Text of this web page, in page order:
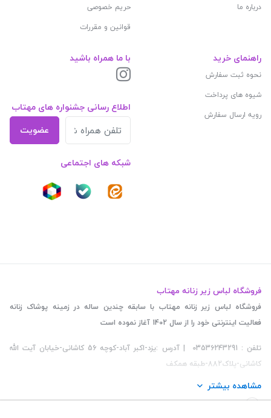
درباره ما
حریم خصوصی
قوانین و مقررات
راهنمای خرید
نحوه ثبت سفارش
شیوه های پرداخت
رویه ارسال سفارش
با ما همراه باشید
اطلاع رسانی جشنواره های مهتاب
عضویت
شبکه های اجتماعی
فروشگاه لباس زیر زنانه مهتاب
فروشگاه لباس زیر زنانه مهتاب با سابقه چندین ساله در زمینه پوشاک زنانه
فعالیت اینترنتی خود را از سال 1402 آغاز نموده است
تلفن : 03536243291 | آدرس :یزد-اکبر آباد-کوچه 56 کاشانی-خیابان آیت الله
کاشانی-پلاک882-طبقه همکف
مشاهده بیشتر